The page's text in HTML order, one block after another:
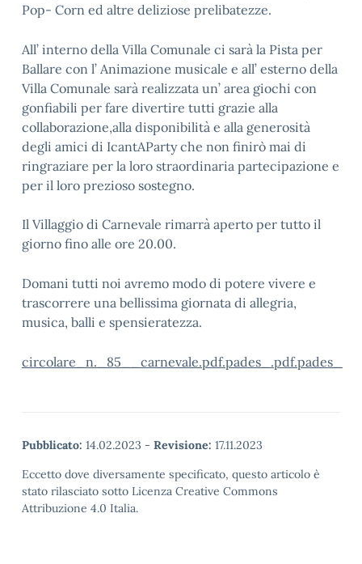
Pop- Corn ed altre deliziose prelibatezze.
All’ interno della Villa Comunale ci sarà la Pista per
Ballare con l’ Animazione musicale e all’ esterno della
Villa Comunale sarà realizzata un’ area giochi con
gonfiabili per fare divertire tutti grazie alla
collaborazione,alla disponibilità e alla generosità
degli amici di IcantAParty che non finirò mai di
ringraziare per la loro straordinaria partecipazione e
per il loro prezioso sostegno.
Il Villaggio di Carnevale rimarrà aperto per tutto il
giorno fino alle ore 20.00.
Domani tutti noi avremo modo di potere vivere e
trascorrere una bellissima giornata di allegria,
musica, balli e spensieratezza.
circolare_n._85__carnevale.pdf.pades_.pdf.pades_
Pubblicato: 14.02.2023 - Revisione: 17.11.2023
Eccetto dove diversamente specificato, questo articolo è
stato rilasciato sotto Licenza Creative Commons
Attribuzione 4.0 Italia.